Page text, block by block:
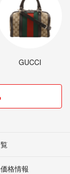
GUCCI
格情報